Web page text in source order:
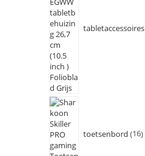
tabletaccessoires
toetsenbord 16